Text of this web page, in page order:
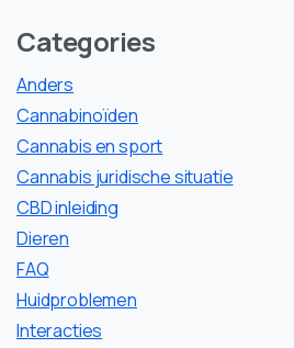
Categories
Anders
Cannabinoïden
Cannabis en sport
Cannabis juridische situatie
CBD inleiding
Dieren
FAQ
Huidproblemen
Interacties